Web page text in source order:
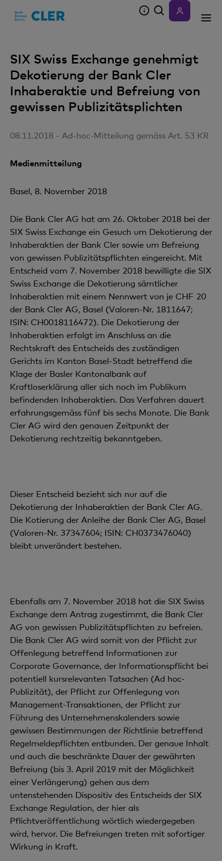
SIX Swiss Exchange genehmigt
Dekotierung der Bank Cler
Inhaberaktie und Befreiung von
gewissen Publizitätsplichten
08.11.2018 - Ad-hoc-Mitteilung gemäss Art. 53 KR
Medienmitteilung
Basel, 8. November 2018
Die Bank Cler AG hat am 26. Oktober 2018 bei der
SIX Swiss Exchange ein Gesuch um Dekotierung der
Inhaberaktien der Bank Cler sowie um Befreiung
von gewissen Publizitätspflichten eingereicht. Mit
Entscheid vom 7. November 2018 bewilligte die SIX
Swiss Exchange die Dekotierung sämtlicher
Inhaberaktien mit einem Nennwert von je CHF 20
der Bank Cler AG, Basel (Valoren-Nr. 1811647;
ISIN: CH0018116472). Die Dekotierung der
Inhaberaktien erfolgt im Anschluss an die
Rechtskraft des Entscheids des zuständigen
Gerichts im Kanton Basel-Stadt betreffend die
Klage der Basler Kantonalbank auf
Kraftloserklärung aller sich noch im Publikum
befindenden Inhaberaktien. Das Verfahren dauert
erfahrungsgemäss fünf bis sechs Monate. Die Bank
Cler AG wird den genauen Zeitpunkt der
Dekotierung rechtzeitig bekanntgeben.
Dieser Entscheid bezieht sich nur auf die
Dekotierung der Inhaberaktien der Bank Cler AG.
Die Kotierung der Anleihe der Bank Cler AG, Basel
(Valoren-Nr. 37347604; ISIN: CH0373476040)
bleibt unverändert bestehen.
Ebenfalls am 7. November 2018 hat die SIX Swiss
Exchange dem Antrag zugestimmt, die Bank Cler
AG von gewissen Publizitätspflichten zu befreien.
Die Bank Cler AG wird somit von der Pflicht zur
Offenlegung betreffend Informationen zur
Corporate Governance, der Informationspflicht bei
potentiell kursrelevanten Tatsachen (Ad hoc-
Publizität), der Pflicht zur Offenlegung von
Management-Transaktionen, der Pflicht zur
Führung des Unternehmenskalenders sowie
gewissen Bestimmungen der Richtlinie betreffend
Regelmeldepflichten entbunden. Der genaue Inhalt
und auch die beschränkte Dauer der gewährten
Befreiung (bis 3. April 2019 mit der Möglichkeit
einer Verlängerung) gehen aus dem
untenstehenden Dispositiv des Entscheids der SIX
Exchange Regulation, der hier als
Pflichtveröffentlichung wörtlich wiedergegeben
wird, hervor. Die Befreiungen treten mit sofortiger
Wirkung in Kraft.